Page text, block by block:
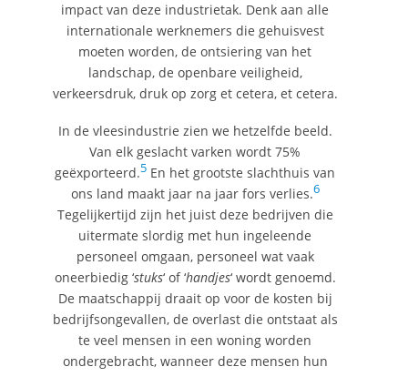
impact van deze industrietak. Denk aan alle
internationale werknemers die gehuisvest
moeten worden, de ontsiering van het
landschap, de openbare veiligheid,
verkeersdruk, druk op zorg et cetera, et cetera.
In de vleesindustrie zien we hetzelfde beeld.
Van elk geslacht varken wordt 75%
geëxporteerd.5 En het grootste slachthuis van
ons land maakt jaar na jaar fors verlies.6
Tegelijkertijd zijn het juist deze bedrijven die
uitermate slordig met hun ingeleende
personeel omgaan, personeel wat vaak
oneerbiedig ‘stuks‘ of ‘handjes‘ wordt genoemd.
De maatschappij draait op voor de kosten bij
bedrijfsongevallen, de overlast die ontstaat als
te veel mensen in een woning worden
ondergebracht, wanneer deze mensen hun